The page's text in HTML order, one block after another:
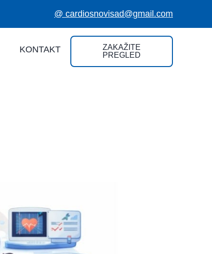
@ cardiosnovisad@gmail.com
KONTAKT
ZAKAŽITE
PREGLED